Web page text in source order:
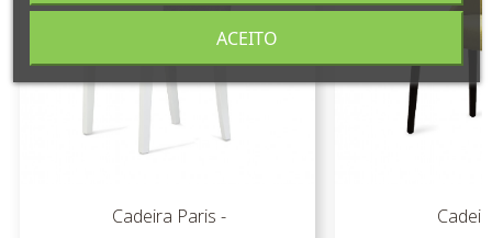
Cadeira Paris -
ACEITO